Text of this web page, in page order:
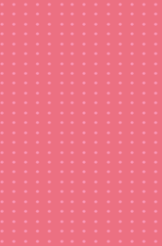
37,800
円
曲固定※変更不可